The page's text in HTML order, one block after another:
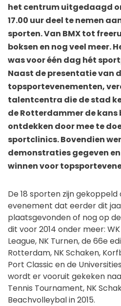
het centrum uitgedaagd
17.00 uur deel te nemen
sporten. Van BMX tot
boksen en nog veel meer.
was voor één dag hét
Naast de presentatie van
topsportevenementen,
talentcentra die de stad
de Rotterdammer de kans
ontdekken door mee te
sportclinics. Bovendien
demonstraties gegeven
winnen voor
De 18 sporten zijn
evenement dat eerder dit
plaatsgevonden of nog op
dit voor 2014 onder meer:
League, NK Turnen, de 66e
Rotterdam, NK Schaken,
Port Classic en de
wordt er vooruit gekeken
Tennis Tournament, NK
Beachvolleybal in 2015.